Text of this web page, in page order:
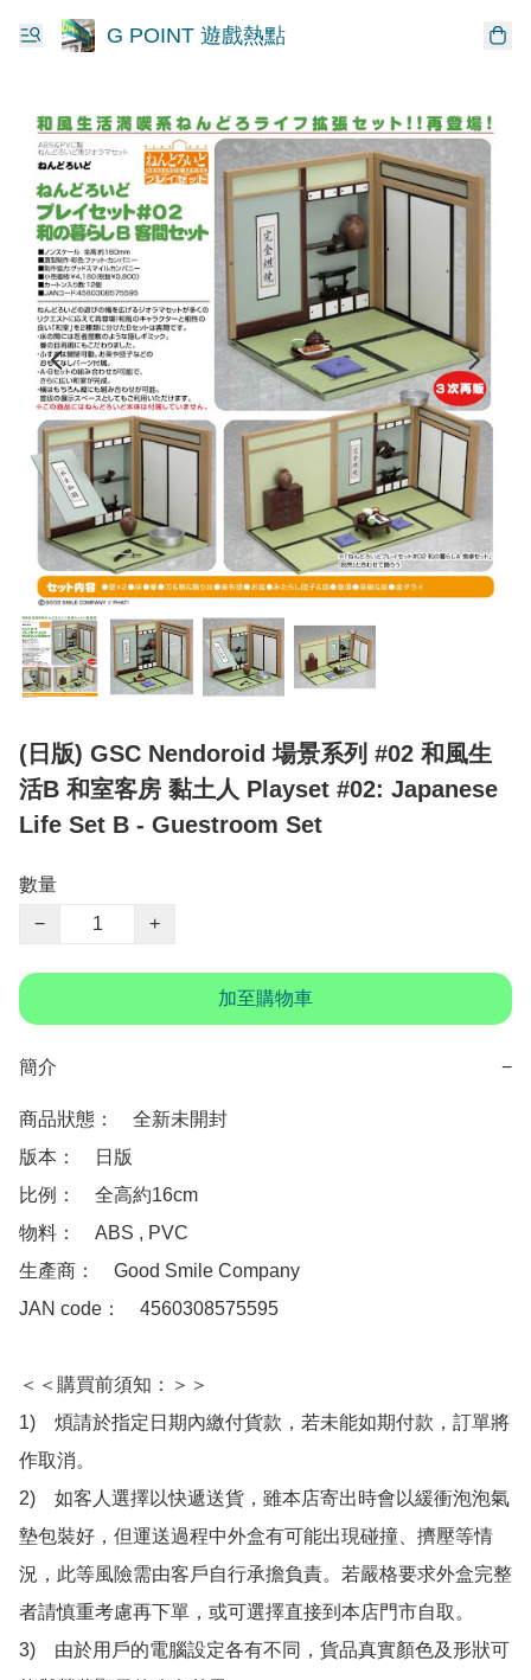
G POINT 遊戲熱點
(日版) GSC Nendoroid 場景系列 #02 和風生
活B 和室客房 黏土人 Playset #02: Japanese
Life Set B - Guestroom Set
數量
−
+
加至購物車
簡介 −
商品狀態：　全新未開封
版本：　日版
比例：　全高約16cm
物料：　ABS , PVC
生產商：　Good Smile Company
JAN code：　4560308575595
＜＜購買前須知：＞＞
1)　煩請於指定日期內繳付貨款，若未能如期付款，訂單將
作取消。
2)　如客人選擇以快遞送貨，雖本店寄出時會以緩衝泡泡氣
墊包裝好，但運送過程中外盒有可能出現碰撞、擠壓等情
況，此等風險需由客戶自行承擔負責。若嚴格要求外盒完整
者請慎重考慮再下單，或可選擇直接到本店門市自取。
3)　由於用戶的電腦設定各有不同，貨品真實顏色及形狀可